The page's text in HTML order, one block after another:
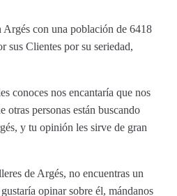
con una población de 6418
sus Clientes por su seriedad,
conoces nos encantaría que nos
otras personas están buscando
y tu opinión les sirve de gran
de Argés, no encuentras un
opinar sobre él, mándanos